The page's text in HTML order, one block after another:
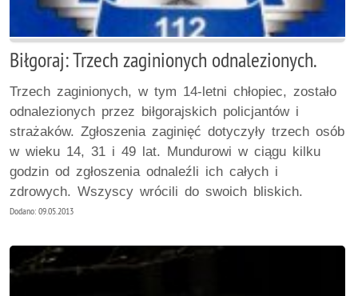
Biłgoraj: Trzech zaginionych odnalezionych.
Trzech zaginionych, w tym 14-letni chłopiec, zostało
odnalezionych przez biłgorajskich policjantów i
strażaków. Zgłoszenia zaginięć dotyczyły trzech osób
w wieku 14, 31 i 49 lat. Mundurowi w ciągu kilku
godzin od zgłoszenia odnaleźli ich całych i
zdrowych. Wszyscy wrócili do swoich bliskich.
Dodano: 09.05.2013